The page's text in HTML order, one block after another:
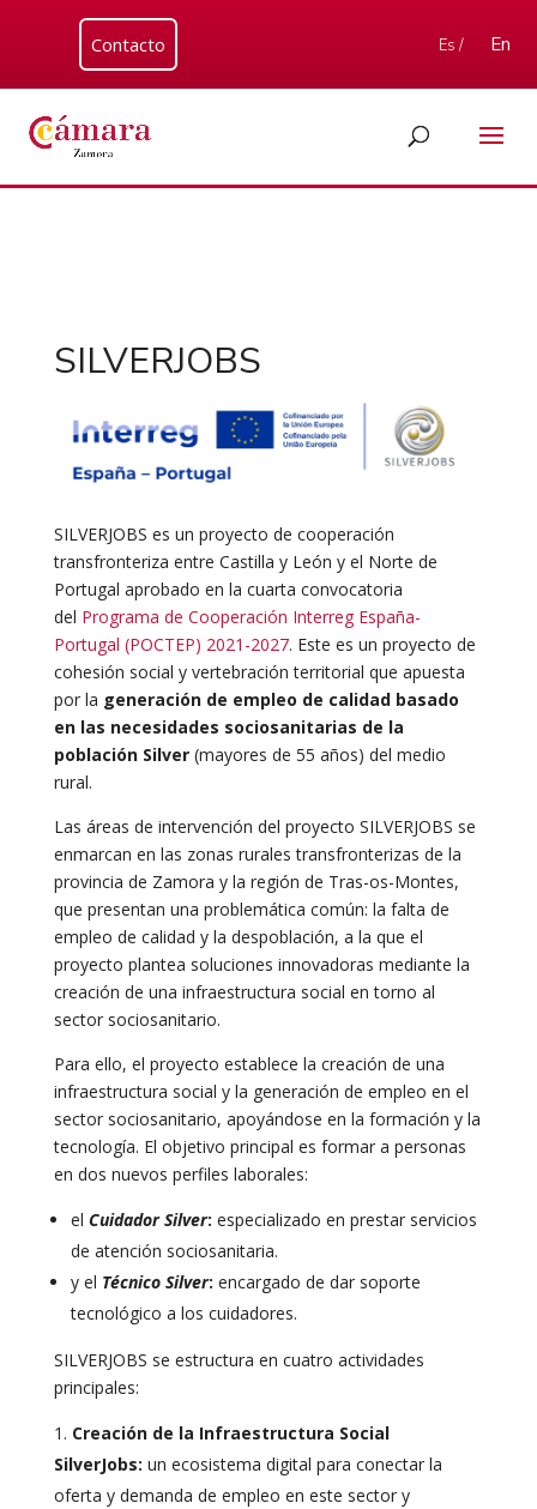
Contacto Es / En
SILVERJOBS
SILVERJOBS es un proyecto de cooperación
transfronteriza entre Castilla y León y el Norte de
Portugal aprobado en la cuarta convocatoria
del Programa de Cooperación Interreg España-
Portugal (POCTEP) 2021-2027. Este es un proyecto de
cohesión social y vertebración territorial que apuesta
por la generación de empleo de calidad basado
en las necesidades sociosanitarias de la
población Silver(mayores de 55 años) del medio
rural.
Las áreas de intervención del proyecto SILVERJOBS se
enmarcan en las zonas rurales transfronterizas de la
provincia de Zamora y la región de Tras-os-Montes,
que presentan una problemática común: la falta de
empleo de calidad y la despoblación, a la que el
proyecto plantea soluciones innovadoras mediante la
creación de una infraestructura social en torno al
sector sociosanitario.
Para ello, el proyecto establece la creación de una
infraestructura social y la generación de empleo en el
sector sociosanitario, apoyándose en la formación y la
tecnología. El objetivo principal es formar a personas
en dos nuevos perfiles laborales:
el Cuidador Silver: especializado en prestar servicios
de atención sociosanitaria.
y el Técnico Silver: encargado de dar soporte
tecnológico a los cuidadores.
SILVERJOBS se estructura en cuatro actividades
principales:
Creación de la Infraestructura Social
SilverJobs: un ecosistema digital para conectar la
oferta y demanda de empleo en este sector y